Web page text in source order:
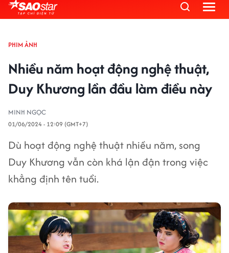
PHIM ẢNH
Nhiều năm hoạt động nghệ thuật,
Duy Khương lần đầu làm điều này
MINH NGỌC
01/06/2024 - 12:09 (GMT+7)
Dù hoạt động nghệ thuật nhiều năm, song
Duy Khương vẫn còn khá lận đận trong việc
khẳng định tên tuổi.